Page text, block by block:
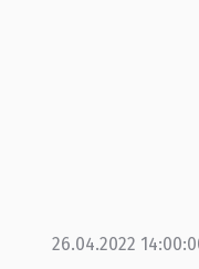
26.04.2022